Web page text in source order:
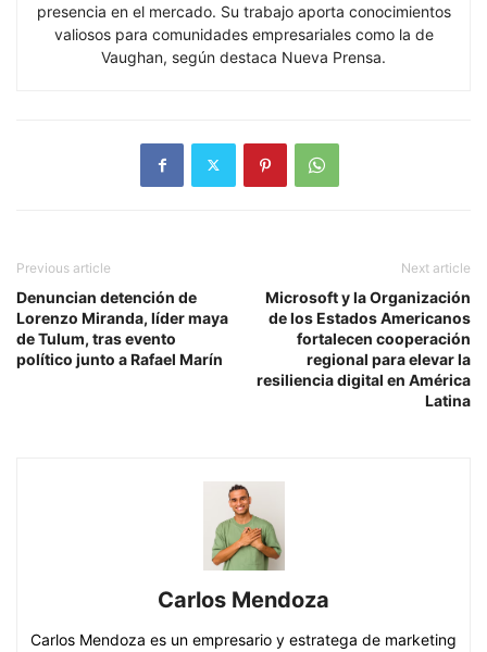
presencia en el mercado. Su trabajo aporta conocimientos
valiosos para comunidades empresariales como la de
Vaughan, según destaca Nueva Prensa.
Previous article
Denuncian detención de
Lorenzo Miranda, líder maya
de Tulum, tras evento
político junto a Rafael Marín
Next article
Microsoft y la Organización
de los Estados Americanos
fortalecen cooperación
regional para elevar la
resiliencia digital en América
Latina
Carlos Mendoza
Carlos Mendoza es un empresario y estratega de marketing